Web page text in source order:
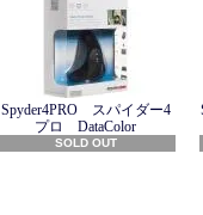
Spyder4PRO スパイダー4
プロ DataColor
SOLD OUT